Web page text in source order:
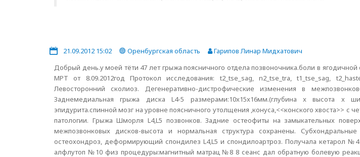
21.09.2012 15:02 Оренбургская область
Гарипов Линар Мидхатович
Добрый день.у моей тёти 47 лет грыжа поясничного отдела позвоночника.боли в
МРТ от 8.09.2012год Протокол исследования: t2_tse_sag, n2_tse_tra, t1_tse_sag,
Левосторонний сколиоз. Дегенеративно-дистрофические изменения в
Заднемедиальная грыжа диска L4-5 размерами:10x15x16мм.(глубина x высота x
эпидурита.спинной мозг на уровне поясничного утолщения ,конуса,<<конского хвоста>> с
патологии. Грыжа Шморля L4,L5 позвонков. Задние остеофиты на замыкательных
межпозвонковых дисков-высота и нормальная структура сохранены.
остеохондроз, деформирующий спондилез L4,L5 и спондилоартроз. Получала
алфлутоп №10 физ процедуры:магнитный матрац№8 8 сеанс дал обратную болевую